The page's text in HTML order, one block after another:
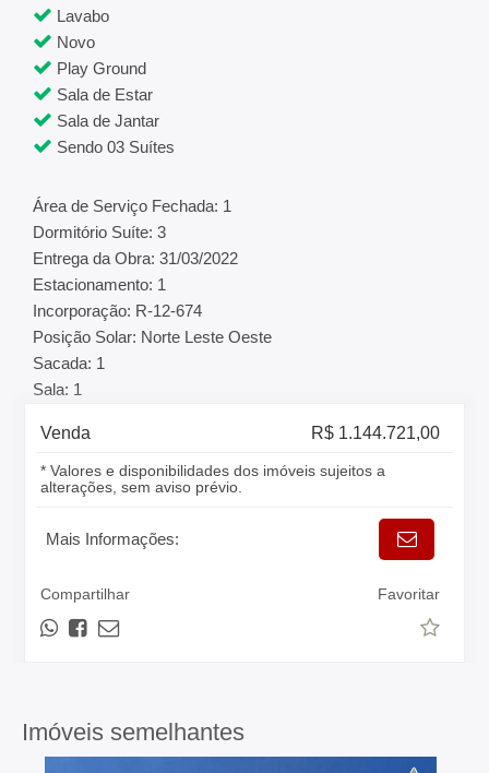
Lavabo
Novo
Play Ground
Sala de Estar
Sala de Jantar
Sendo 03 Suítes
Área de Serviço Fechada: 1
Dormitório Suíte: 3
Entrega da Obra: 31/03/2022
Estacionamento: 1
Incorporação: R-12-674
Posição Solar: Norte Leste Oeste
Sacada: 1
Sala: 1
Venda R$ 1.144.721,00
* Valores e disponibilidades dos imóveis sujeitos a
alterações, sem aviso prévio.
Mais Informações:
Compartilhar Favoritar
Imóveis semelhantes